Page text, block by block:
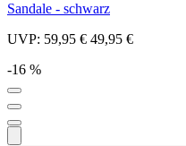
Sandale - schwarz
UVP: 59,95 € 49,95 €
-16 %